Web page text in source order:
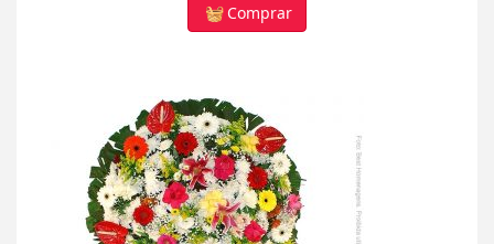
Comprar